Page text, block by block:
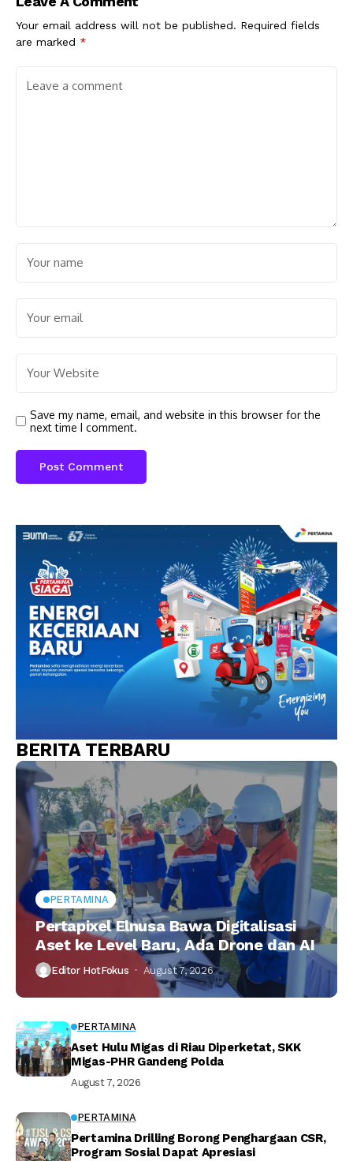
Your email address will not be published. Required fields
are marked *
Save my name, email, and website in this browser for the
next time I comment.
BERITA TERBARU
PERTAMINA
Pertapixel Elnusa Bawa Digitalisasi
Aset ke Level Baru, Ada Drone dan AI
Editor HotFokus August 7, 2026
PERTAMINA
Aset Hulu Migas di Riau Diperketat, SKK
Migas-PHR Gandeng Polda
August 7, 2026
PERTAMINA
Pertamina Drilling Borong Penghargaan CSR,
Program Sosial Dapat Apresiasi